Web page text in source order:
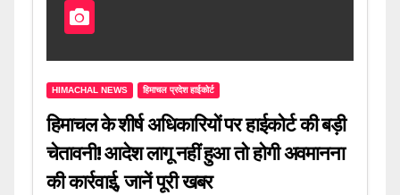
HIMACHAL NEWS हिमाचल प्रदेश हाईकोर्ट
हिमाचल के शीर्ष अधिकारियों पर हाईकोर्ट की बड़ी
चेतावनी! आदेश लागू नहीं हुआ तो होगी अवमानना
की कार्रवाई, जानें पूरी खबर